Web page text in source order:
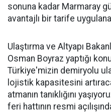
sonuna kadar Marmaray
avantajlı bir tarife
Ulaştırma ve Altyapı
Osman Boyraz yaptığı
Türkiye'mizin demiryolu
lojistik kapasitesini
atmanın tanıklığını
feri hattının resmi